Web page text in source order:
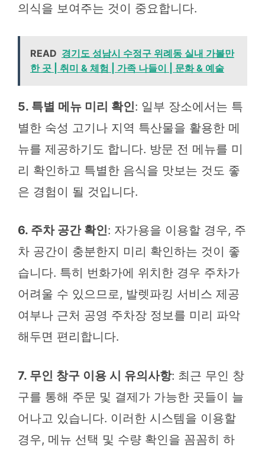
의식을 보여주는 것이 중요합니다.
READ 경기도 성남시 수정구 위례동 실내 가볼만
한 곳 | 취미 & 체험 | 가족 나들이 | 문화 & 예술
5. 특별 메뉴 미리 확인: 일부 장소에서는 특
별한 숙성 고기나 지역 특산물을 활용한 메
뉴를 제공하기도 합니다. 방문 전 메뉴를 미
리 확인하고 특별한 음식을 맛보는 것도 좋
은 경험이 될 것입니다.
6. 주차 공간 확인: 자가용을 이용할 경우, 주
차 공간이 충분한지 미리 확인하는 것이 좋
습니다. 특히 번화가에 위치한 경우 주차가
어려울 수 있으므로, 발렛파킹 서비스 제공
여부나 근처 공영 주차장 정보를 미리 파악
해두면 편리합니다.
7. 무인 창구 이용 시 유의사항: 최근 무인 창
구를 통해 주문 및 결제가 가능한 곳들이 늘
어나고 있습니다. 이러한 시스템을 이용할
경우, 메뉴 선택 및 수량 확인을 꼼꼼히 하